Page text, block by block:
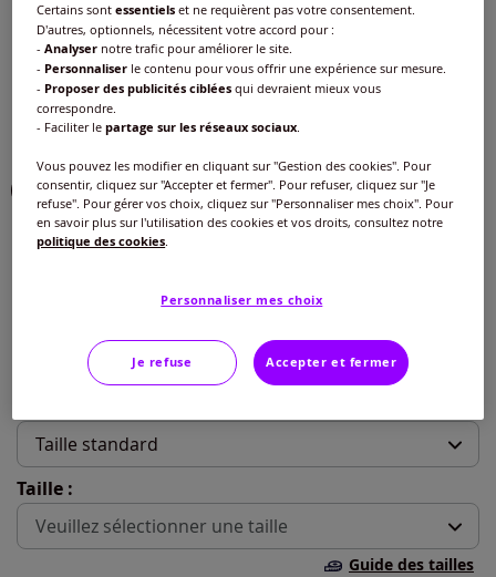
Taille standard
Longueur courte
Taille :
Veuillez sélectionner une taille
Guide des tailles
Certains sontessentiels et ne requièrent pas votre consentement.
D'autres, optionnels, nécessitent votre accord pour :
-Analyser notre trafic pour améliorer le site.
- Personnaliser le contenu pour vous offrir une expérience sur mesure.
- Proposer des publicités ciblées qui devraient mieux vous
correspondre.
- Faciliter lepartage sur les réseaux sociaux.
Vous pouvez les modifier en cliquant sur "Gestion des cookies". Pour
consentir, cliquez sur "Accepter et fermer". Pour refuser, cliquez sur "Je
refuse". Pour gérer vos choix, cliquez sur "Personnaliser mes choix". Pour
en savoir plus sur l'utilisation des cookies et vos droits, consultez notre
politique des cookies.
Personnaliser mes choix
Je refuse Accepter et fermer